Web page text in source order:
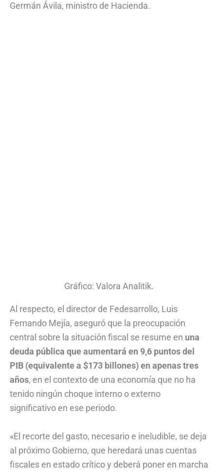
Germán Ávila, ministro de Hacienda.
Gráfico: Valora Analitik.
Al respecto, el director de Fedesarrollo, Luis
Fernando Mejía, aseguró que la preocupación
central sobre la situación fiscal se resume en una
deuda pública que aumentará en 9,6 puntos del
PIB (equivalente a $173 billones) en apenas tres
años, en el contexto de una economía que no ha
tenido ningún choque interno o externo
significativo en ese periodo.
«El recorte del gasto, necesario e ineludible, se deja
al próximo Gobierno, que heredará unas cuentas
fiscales en estado crítico y deberá poner en marcha